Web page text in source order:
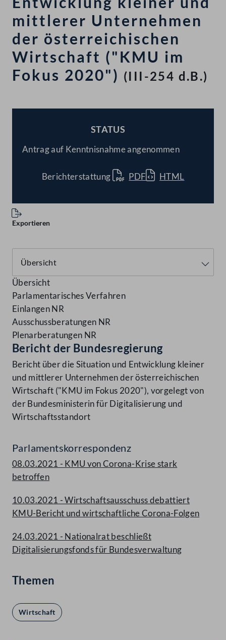
mittlerer Unternehmen
der österreichischen
Wirtschaft ("KMU im
Fokus 2020") (III-254 d.B.)
STATUS
Antrag auf Kenntnisnahme angenommen
Berichterstattung PDF HTML
Exportieren
Übersicht
Parlamentarisches Verfahren
Einlangen NR
Ausschussberatungen NR
Plenarberatungen NR
Bericht der Bundesregierung
Bericht über die Situation und Entwicklung kleiner
und mittlerer Unternehmen der österreichischen
Wirtschaft ("KMU im Fokus 2020"), vorgelegt von
der Bundesministerin für Digitalisierung und
Wirtschaftsstandort
Parlamentskorrespondenz
08.03.2021 - KMU von Corona-Krise stark
betroffen
10.03.2021 - Wirtschaftsausschuss debattiert
KMU-Bericht und wirtschaftliche Corona-Folgen
24.03.2021 - Nationalrat beschließt
Digitalisierungsfonds für Bundesverwaltung
Themen
Wirtschaft